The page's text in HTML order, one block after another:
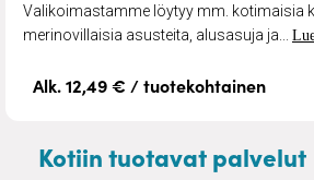
Valikoimastamme löytyy mm. kotimaisia
merinovillaisia asusteita, alusasuja ja...
Alk. 12,49 € / tuotekohtainen
Kotiin tuotavat palvelut